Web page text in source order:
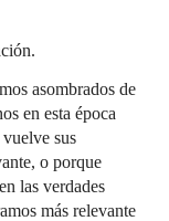
asombrados de
en esta época
sus
o porque
las verdades
más relevante